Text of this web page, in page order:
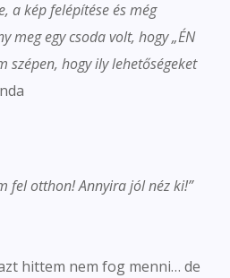
a kép felépítése és még
meg egy csoda volt, hogy „ÉN
szépen, hogy ily lehetőségeket
fel otthon! Annyira jól néz ki!”
hittem nem fog menni… de